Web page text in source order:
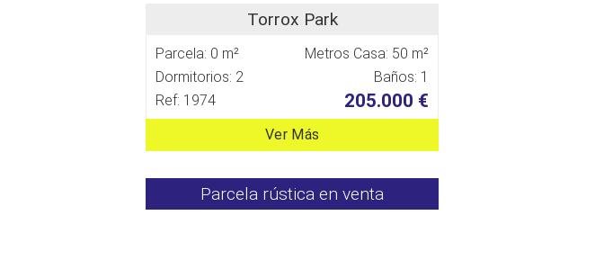
Torrox Park
Parcela: 0 m²
Metros Casa: 50 m²
Dormitorios: 2
Baños: 1
Ref: 1974
205.000 €
Ver Más
Parcela rústica en venta